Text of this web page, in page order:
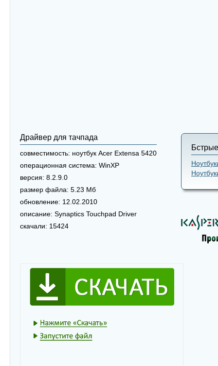
Драйвер для тачпада
совместимость: ноутбук Acer Extensa 5420
операционная система: WinXP
версия: 8.2.9.0
размер файла: 5.23 Мб
обновление: 12.02.2010
описание: Synaptics Touchpad Driver
скачали: 15424